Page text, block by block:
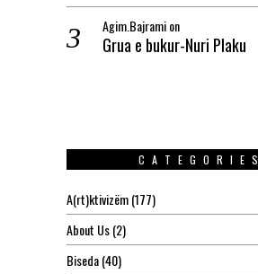
Agim.Bajramion
Grua e bukur-Nuri Plaku
CATEGORIES
A(rt)ktivizëm(177)
About Us(2)
Biseda(40)